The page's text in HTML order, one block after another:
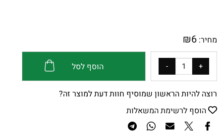
מחיר: ₪6
הוסף לסל
רוצה להיות הראשון שמוסיף חוות דעת למוצר זה?
הוסף לרשימת המשאלות